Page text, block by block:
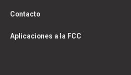
Contacto
Aplicaciones a la FCC